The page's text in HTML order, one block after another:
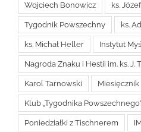
Wojciech Bonowicz ks.
Tygodnik Powszechny ks.
ks. Michał Heller Instytut
Nagroda Znaku i Hestii im. ks. J.
Karol Tarnowski Miesięcznik
Klub „Tygodnika
Poniedziałki z Tischnerem